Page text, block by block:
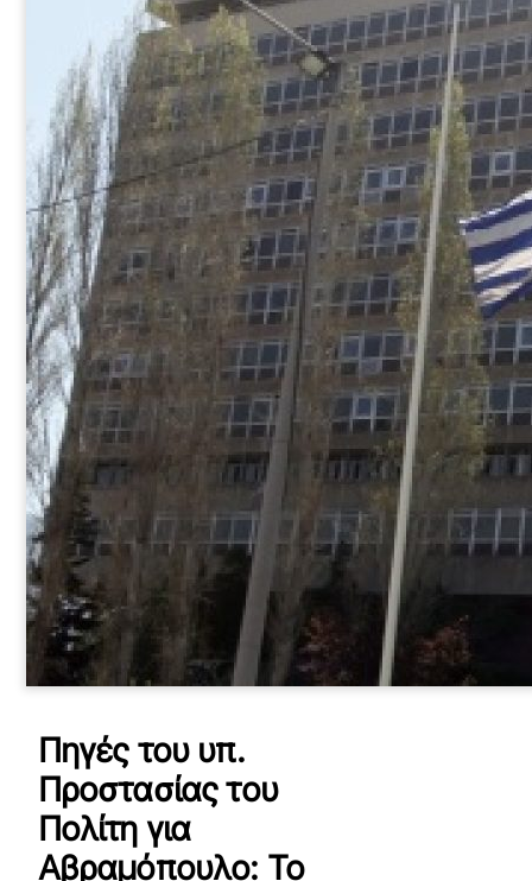
Πηγές του υπ.
Προστασίας του
Πολίτη για
Αβραμόπουλο: Το